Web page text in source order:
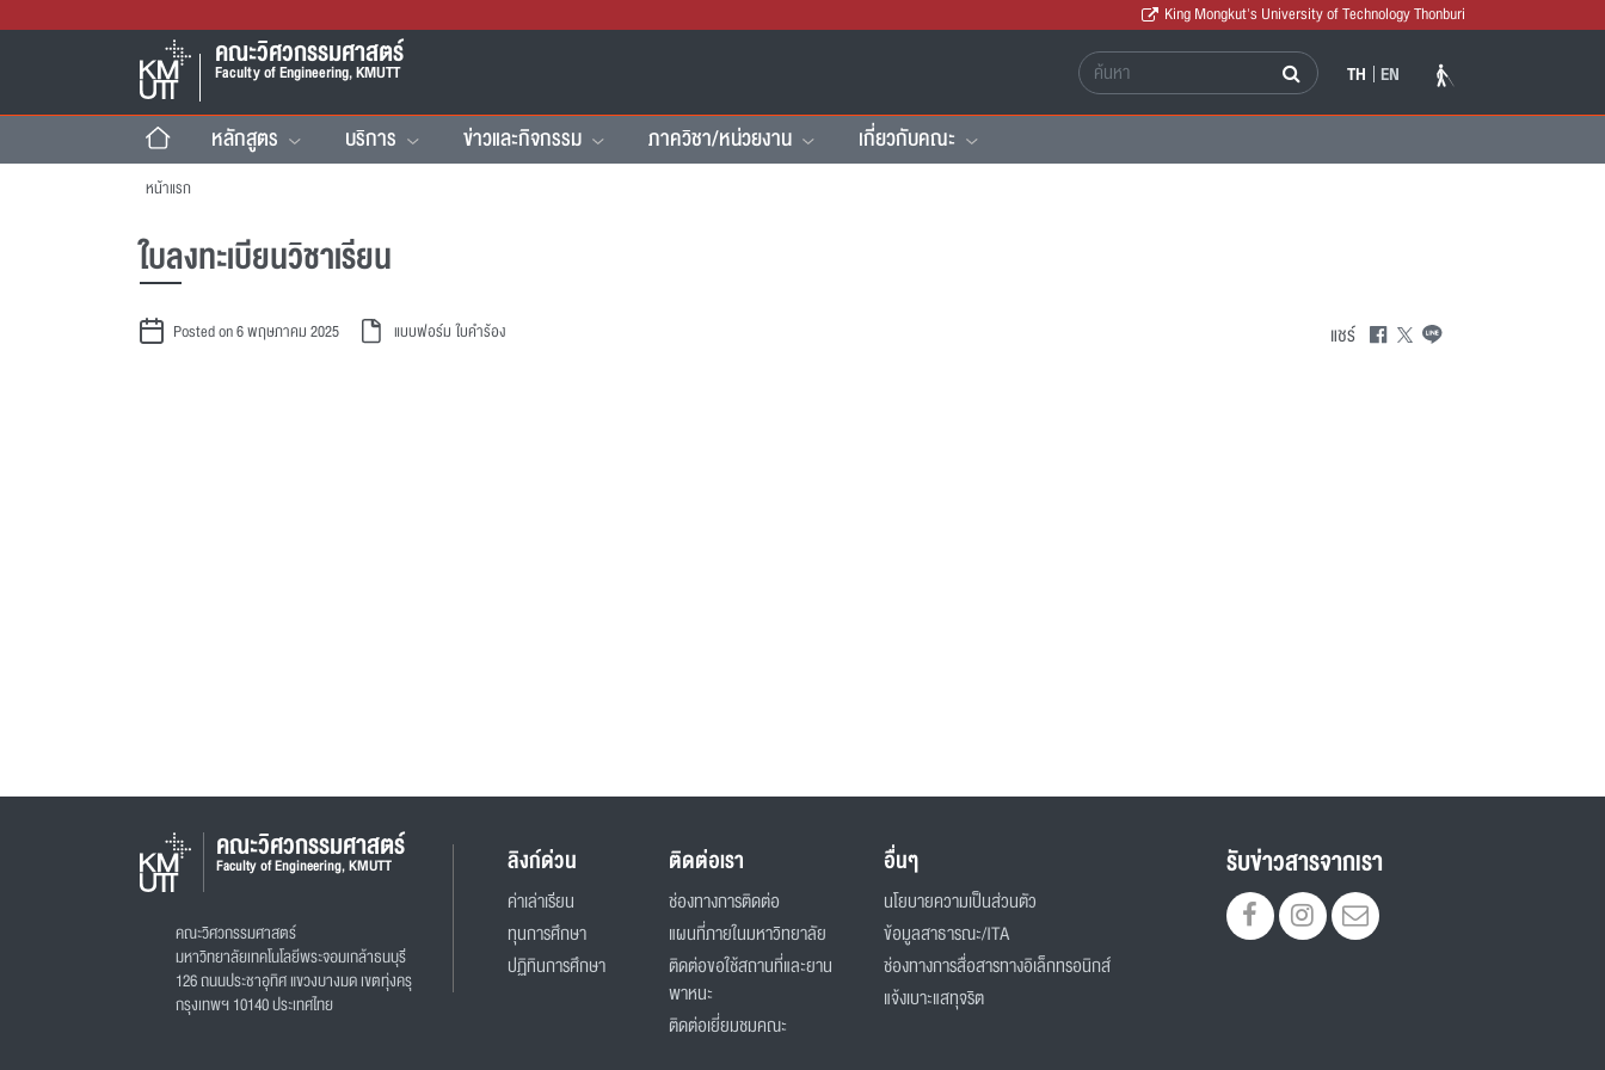
King Mongkut's University of Technology Thonburi
คณะวิศวกรรมศาสตร์
Faculty of Engineering, KMUTT TH EN
หลักสูตร บริการ ข่าวและกิจกรรม ภาควิชา/หน่วยงาน เกี่ยวกับคณะ
หน้าแรก
ใบลงทะเบียนวิชาเรียน
Posted on 6 พฤษภาคม 2025 แบบฟอร์ม ใบคำร้อง แชร์
คณะวิศวกรรมศาสตร์
Faculty of Engineering, KMUTT
คณะวิศวกรรมศาสตร์
มหาวิทยาลัยเทคโนโลยีพระจอมเกล้าธนบุรี
126 ถนนประชาอุทิศ แขวงบางมด เขตทุ่งครุ
กรุงเทพฯ 10140 ประเทศไทย
ลิงก์ด่วน
ค่าเล่าเรียน
ทุนการศึกษา
ปฏิทินการศึกษา
ติดต่อเรา
ช่องทางการติดต่อ
แผนที่ภายในมหาวิทยาลัย
ติดต่อขอใช้สถานที่และยาน
พาหนะ
ติดต่อเยี่ยมชมคณะ
อื่นๆ
นโยบายความเป็นส่วนตัว
ข้อมูลสาธารณะ/ITA
ช่องทางการสื่อสารทางอิเล็กทรอนิกส์
แจ้งเบาะแสทุจริต
รับข่าวสารจากเรา